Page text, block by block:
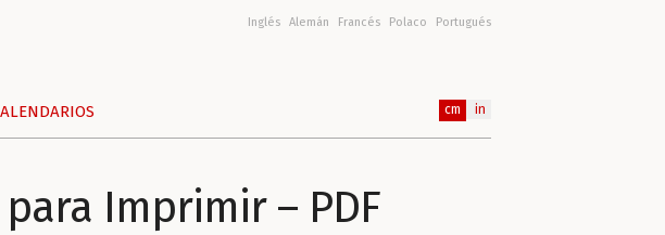
Inglés Alemán Francés Polaco Portugués
cm in
Imprimir – PDF